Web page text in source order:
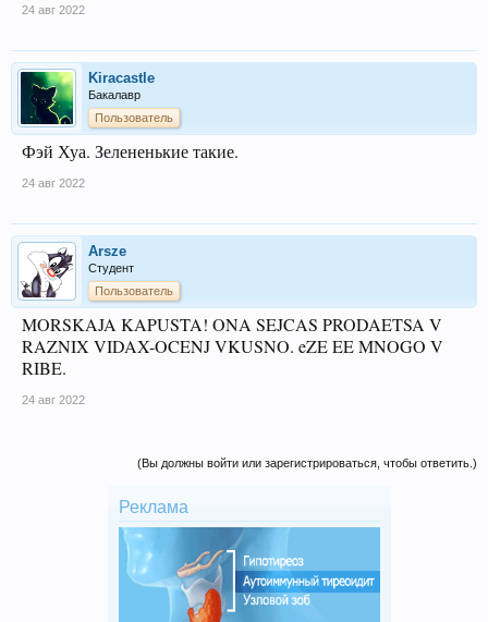
24 авг 2022
Kiracastle
Бакалавр
Пользователь
Фэй Хуа. Зелененькие такие.
24 авг 2022
Arsze
Студент
Пользователь
MORSKAJA KAPUSTA! ONA SEJCAS PRODAETSA V
RAZNIX VIDAX-OCENJ VKUSNO. eZE EE MNOGO V
RIBE.
24 авг 2022
(Вы должны войти или зарегистрироваться, чтобы ответить.)
Реклама